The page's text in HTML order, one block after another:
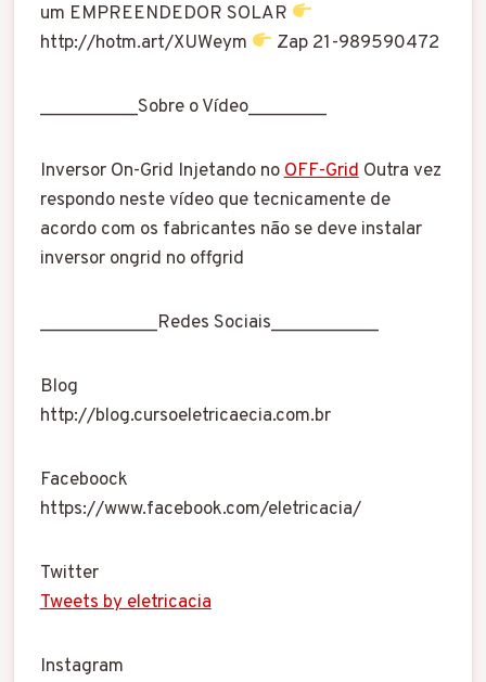
um EMPREENDEDOR SOLAR
http://hotm.art/XUWeym
Zap 21-989590472
__________Sobre o Vídeo________
Inversor On-Grid Injetando noOFF-GridOutra vez
respondo neste vídeo que tecnicamente de
acordo com os fabricantes não se deve instalar
inversor ongrid no offgrid
____________Redes Sociais___________
Blog
http://blog.cursoeletricaecia.com.br
Faceboock
https://www.facebook.com/eletricacia/
Twitter
Tweets by eletricacia
Instagram